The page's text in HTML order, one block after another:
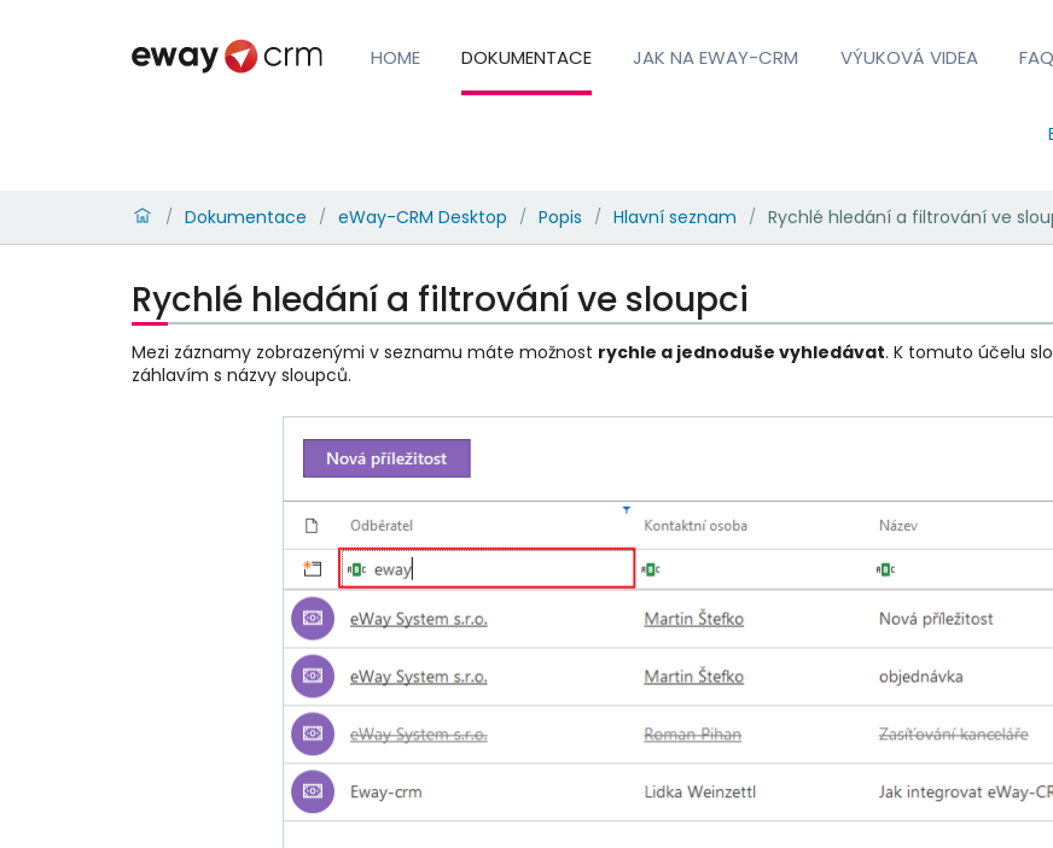
HOME DOKUMENTACE JAK NA EWAY-CRM VÝUKOVÁ VIDEA FAQ
/ Dokumentace / eWay-CRM Desktop / Popis / Hlavní seznam / Rychlé hledání a filtrování ve
Rychlé hledání a filtrování ve sloupci
Mezi záznamy zobrazenými v seznamu máte možnost rychle a jednoduše vyhledávat. K tomuto účelu
záhlavím s názvy sloupců.